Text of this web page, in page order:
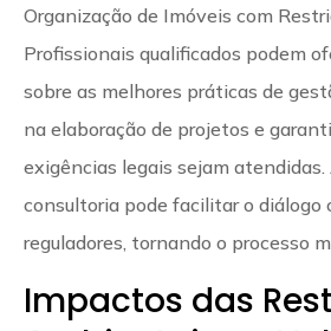
Organização de Imóveis com
Profissionais qualificados podem
sobre as melhores práticas de
na elaboração de projetos e
exigências legais sejam atendidas.
consultoria pode facilitar o diálogo
reguladores, tornando o processo
Impactos das